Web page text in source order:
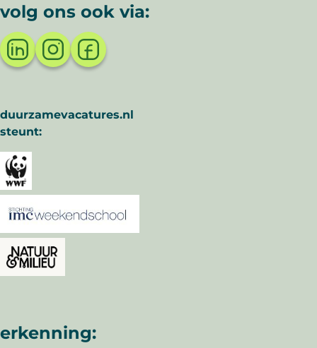
volg ons ook via:
duurzamevacatures.nl
steunt:
erkenning: